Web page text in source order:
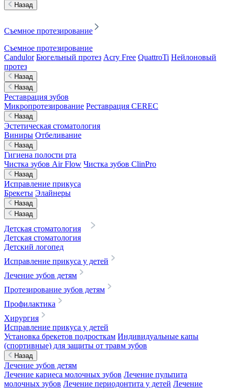
Назад
Съемное протезирование
Съемное протезирование
Candulor Бюгельный протез Acry Free QuattroTi Нейлоновый
протез
Назад
Назад
Реставрация зубов
Микропротезирование Реставрация CEREC
Назад
Эстетическая стоматология
Виниры Отбеливание
Назад
Гигиена полости рта
Чистка зубов Air Flow Чистка зубов ClinPro
Назад
Исправление прикуса
Брекеты Элайнеры
Назад
Назад
Детская стоматология
Детская стоматология
Детский логопед
Исправление прикуса у детей
Лечение зубов детям
Протезирование зубов детям
Профилактика
Хирургия
Исправление прикуса у детей
Установка брекетов подросткам Индивидуальные капы
(спортивные) для защиты от травм зубов
Назад
Лечение зубов детям
Лечение кариеса молочных зубов Лечение пульпита
молочных зубов Лечение периодонтита у детей Лечение